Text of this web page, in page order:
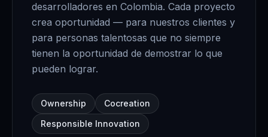
desarrolladores en Colombia. Cada proyecto
crea oportunidad — para nuestros clientes y
para personas talentosas que no siempre
tienen la oportunidad de demostrar lo que
pueden lograr.
Ownership
Cocreation
Responsible Innovation